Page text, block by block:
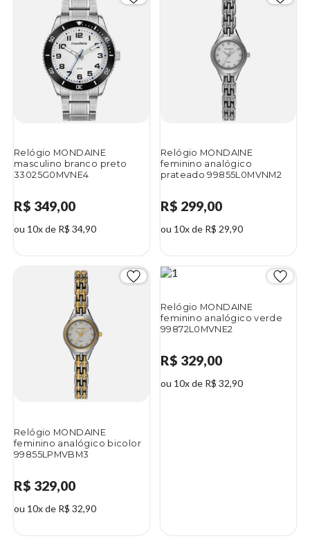
Relógio MONDAINE
masculino branco preto
33025G0MVNE4
R$ 349,00
ou 10x de R$ 34,90
Relógio MONDAINE
feminino analógico
prateado 99855L0MVNM2
R$ 299,00
ou 10x de R$ 29,90
Relógio MONDAINE
feminino analógico bicolor
99855LPMVBM3
R$ 329,00
ou 10x de R$ 32,90
Relógio MONDAINE
feminino analógico verde
99872L0MVNE2
R$ 329,00
ou 10x de R$ 32,90